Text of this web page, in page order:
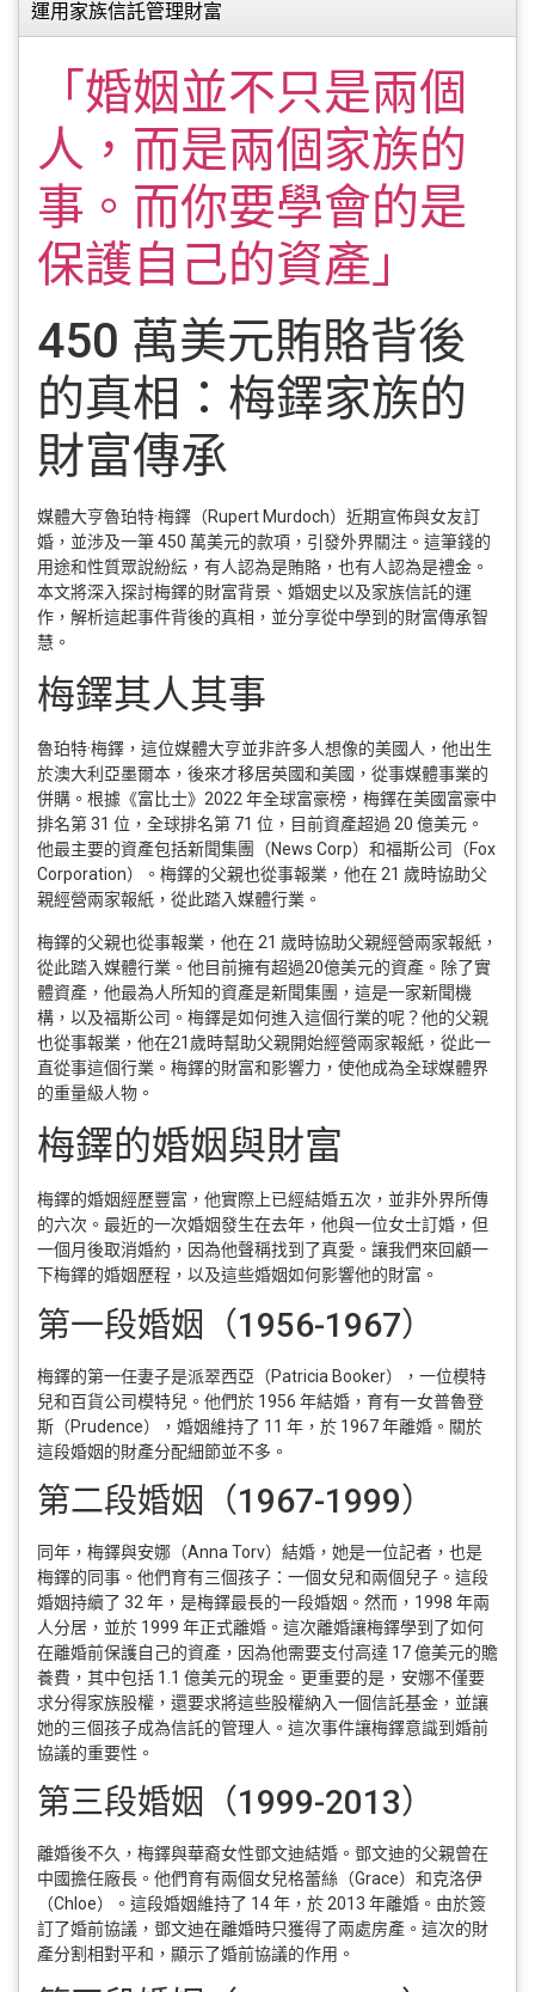
運用家族信託管理財富
「婚姻並不只是兩個
人，而是兩個家族的
事。而你要學會的是
保護自己的資產」
450 萬美元賄賂背後
的真相：梅鐸家族的
財富傳承
媒體大亨魯珀特·梅鐸（Rupert Murdoch）近期宣佈與女友訂
婚，並涉及一筆 450 萬美元的款項，引發外界關注。這筆錢的
用途和性質眾說紛紜，有人認為是賄賂，也有人認為是禮金。
本文將深入探討梅鐸的財富背景、婚姻史以及家族信託的運
作，解析這起事件背後的真相，並分享從中學到的財富傳承智
慧。
梅鐸其人其事
魯珀特·梅鐸，這位媒體大亨並非許多人想像的美國人，他出生
於澳大利亞墨爾本，後來才移居英國和美國，從事媒體事業的
併購。根據《富比士》2022 年全球富豪榜，梅鐸在美國富豪中
排名第 31 位，全球排名第 71 位，目前資產超過 20 億美元。
他最主要的資產包括新聞集團（News Corp）和福斯公司（Fox
Corporation）。梅鐸的父親也從事報業，他在 21 歲時協助父
親經營兩家報紙，從此踏入媒體行業。
梅鐸的父親也從事報業，他在 21 歲時協助父親經營兩家報紙，
從此踏入媒體行業。他目前擁有超過20億美元的資產。除了實
體資產，他最為人所知的資產是新聞集團，這是一家新聞機
構，以及福斯公司。梅鐸是如何進入這個行業的呢？他的父親
也從事報業，他在21歲時幫助父親開始經營兩家報紙，從此一
直從事這個行業。梅鐸的財富和影響力，使他成為全球媒體界
的重量級人物。
梅鐸的婚姻與財富
梅鐸的婚姻經歷豐富，他實際上已經結婚五次，並非外界所傳
的六次。最近的一次婚姻發生在去年，他與一位女士訂婚，但
一個月後取消婚約，因為他聲稱找到了真愛。讓我們來回顧一
下梅鐸的婚姻歷程，以及這些婚姻如何影響他的財富。
第一段婚姻（1956-1967）
梅鐸的第一任妻子是派翠西亞（Patricia Booker），一位模特
兒和百貨公司模特兒。他們於 1956 年結婚，育有一女普魯登
斯（Prudence），婚姻維持了 11 年，於 1967 年離婚。關於
這段婚姻的財產分配細節並不多。
第二段婚姻（1967-1999）
同年，梅鐸與安娜（Anna Torv）結婚，她是一位記者，也是
梅鐸的同事。他們育有三個孩子：一個女兒和兩個兒子。這段
婚姻持續了 32 年，是梅鐸最長的一段婚姻。然而，1998 年兩
人分居，並於 1999 年正式離婚。這次離婚讓梅鐸學到了如何
在離婚前保護自己的資產，因為他需要支付高達 17 億美元的贍
養費，其中包括 1.1 億美元的現金。更重要的是，安娜不僅要
求分得家族股權，還要求將這些股權納入一個信託基金，並讓
她的三個孩子成為信託的管理人。這次事件讓梅鐸意識到婚前
協議的重要性。
第三段婚姻（1999-2013）
離婚後不久，梅鐸與華裔女性鄧文迪結婚。鄧文迪的父親曾在
中國擔任廠長。他們育有兩個女兒格蕾絲（Grace）和克洛伊
（Chloe）。這段婚姻維持了 14 年，於 2013 年離婚。由於簽
訂了婚前協議，鄧文迪在離婚時只獲得了兩處房產。這次的財
產分割相對平和，顯示了婚前協議的作用。